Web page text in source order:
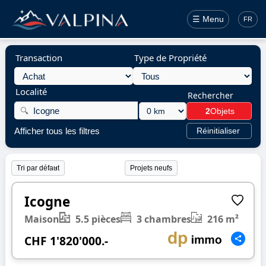
☰ Menu FR
Transaction Type de Propriété
Localité
🔍
Rechercher
2Objets
Afficher tous les filtres Réinitialiser
Projets neufs
1/34
Icogne
Maison 5.5 pièces 3 chambres 216 m²
CHF 1'820'000.-